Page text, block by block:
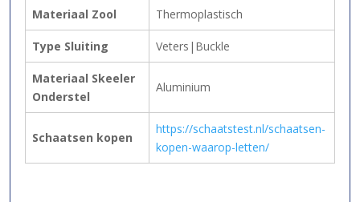
Materiaal Zool Thermoplastisch
Type Sluiting Veters|Buckle
Materiaal Skeeler
Onderstel
Aluminium
Schaatsen kopen
https://schaatstest.nl/schaatsen-
kopen-waarop-letten/